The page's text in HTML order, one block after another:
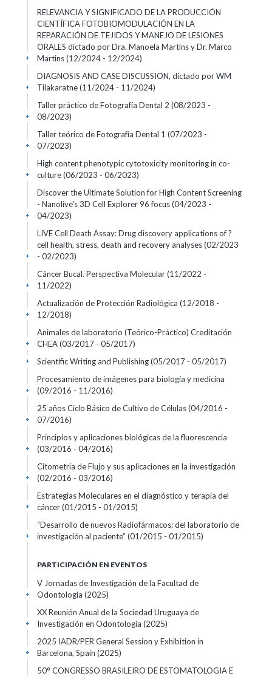
RELEVANCIA Y SIGNIFICADO DE LA PRODUCCIÓN
CIENTÍFICA FOTOBIOMODULACIÓN EN LA
REPARACIÓN DE TEJIDOS Y MANEJO DE LESIONES
ORALES dictado por Dra. Manoela Martins y Dr. Marco
Martins(12/2024 - 12/2024)
+
DIAGNOSIS AND CASE DISCUSSION, dictado por WM
Tilakaratne(11/2024 - 11/2024)
+
Taller práctico de Fotografía Dental 2 (08/2023 -
08/2023)
+
Taller teórico de Fotografía Dental 1 (07/2023 -
07/2023)
+
High content phenotypic cytotoxicity monitoring in co-
culture(06/2023 - 06/2023)
+
Discover the Ultimate Solution for High Content Screening
- Nanolive's 3D Cell Explorer 96 focus(04/2023 -
04/2023)
+
LIVE Cell Death Assay: Drug discovery applications of ?
cell health, stress, death and recovery analyses(02/2023
- 02/2023)
+
Cáncer Bucal. Perspectiva Molecular(11/2022 -
11/2022)
+
Actualización de Protección Radiológica (12/2018 -
12/2018)
+
Animales de laboratorio (Teórico-Práctico) Creditación
CHEA(03/2017 - 05/2017)
+
Scientific Writing and Publishing(05/2017 - 05/2017)
+
Procesamiento de imágenes para biología y medicina
(09/2016 - 11/2016)
+
25 años Ciclo Básico de Cultivo de Células(04/2016 -
07/2016)
+
Principios y aplicaciones biológicas de la fluorescencia
(03/2016 - 04/2016)
+
Citometría de Flujo y sus aplicaciones en la investigación
(02/2016 - 03/2016)
+
Estrategias Moleculares en el diagnóstico y terapia del
cáncer(01/2015 - 01/2015)
+
“Desarrollo de nuevos Radiofármacos: del laboratorio de
investigación al paciente” (01/2015 - 01/2015)
+
PARTICIPACIÓN EN EVENTOS
V Jornadas de Investigación de la Facultad de
Odontología (2025)
+
XX Reunión Anual de la Sociedad Uruguaya de
Investigación en Odontología (2025)
+
2025 IADR/PER General Session y Exhibition in
Barcelona, Spain (2025)
+
50° CONGRESSO BRASILEIRO DE ESTOMATOLOGIA E